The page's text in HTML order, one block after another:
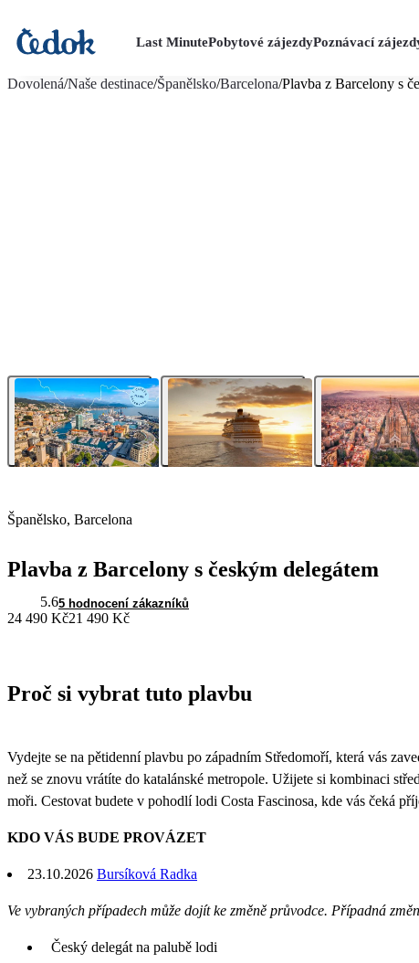
Last MinutePobytové zájezdyPoznávací
Dovolená/Naše destinace/Španělsko/Barcelona/Plavba z Barcelony s
Španělsko, Barcelona
Plavba z Barcelony s českým delegátem
5.65 hodnocení zákazníků
24 490 Kč21 490 Kč
Proč si vybrat tuto plavbu
Vydejte se na pětidenní plavbu po západním Středomoří, která vás
než se znovu vrátíte do katalánské metropole. Užijete si kombinaci
moři. Cestovat budete v pohodlí lodi Costa Fascinosa, kde vás čeká
KDO VÁS BUDE PROVÁZET
23.10.2026 Bursíková Radka
Ve vybraných případech může dojít ke změně průvodce. Případná
Český delegát na palubě lodi